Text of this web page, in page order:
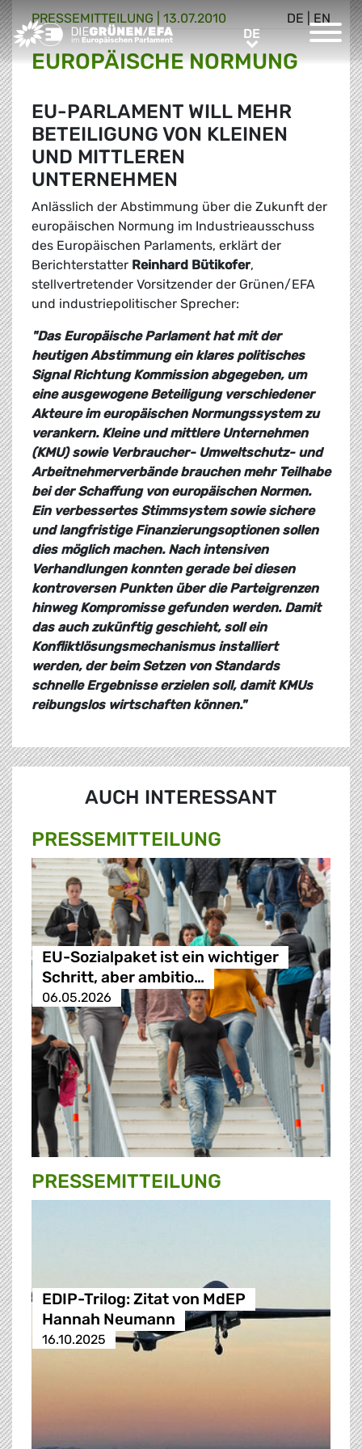
Greens/EFA Home DEDE
DE EN
PRESSE­MITTEILUNG 13.07.2010
EUROPÄISCHE NORMUNG
EU-PARLAMENT WILL MEHR
BETEILIGUNG VON KLEINEN
UND MITTLEREN
UNTERNEHMEN
Anlässlich der Abstimmung über die Zukunft der
europäischen Normung im Industrieausschuss
des Europäischen Parlaments, erklärt der
Berichterstatter Reinhard Bütikofer,
stellvertretender Vorsitzender der Grünen/EFA
und industriepolitischer Sprecher:
"Das Europäische Parlament hat mit der
heutigen Abstimmung ein klares politisches
Signal Richtung Kommission abgegeben, um
eine ausgewogene Beteiligung verschiedener
Akteure im europäischen Normungssystem zu
verankern. Kleine und mittlere Unternehmen
(KMU) sowie Verbraucher- Umweltschutz- und
Arbeitnehmerverbände brauchen mehr Teilhabe
bei der Schaffung von europäischen Normen.
Ein verbessertes Stimmsystem sowie sichere
und langfristige Finanzierungsoptionen sollen
dies möglich machen. Nach intensiven
Verhandlungen konnten gerade bei diesen
kontroversen Punkten über die Parteigrenzen
hinweg Kompromisse gefunden werden. Damit
das auch zukünftig geschieht, soll ein
Konfliktlösungsmechanismus installiert
werden, der beim Setzen von Standards
schnelle Ergebnisse erzielen soll, damit KMUs
reibungslos wirtschaften können."
AUCH INTERESSANT
PRESSE­MITTEILUNG
EU-Sozialpaket ist ein wichtiger
Schritt, aber ambitio…
06.05.2026
PRESSE­MITTEILUNG
EDIP-Trilog: Zitat von MdEP
Hannah Neumann
16.10.2025